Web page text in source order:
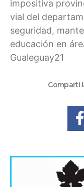
impositiva
vial del
seguridad,
educación en
Gualeguay21
Compartí